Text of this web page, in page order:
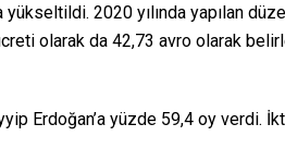
2020 yılında yapılan
olarak da 42,73 avro olarak
Erdoğan’a yüzde 59,4 oy verdi.